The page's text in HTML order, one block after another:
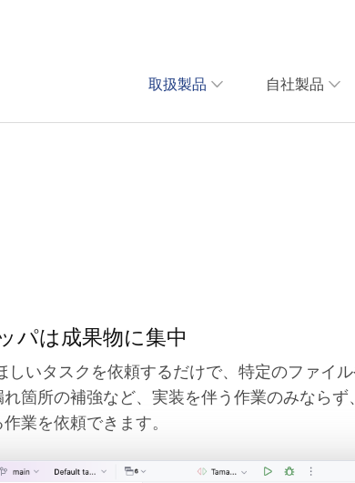
取扱製品 自社製品
パは成果物に集中
いタスクを依頼するだけで、特定のファイ
箇所の補強など、実装を伴う作業のみなら
業を依頼できます。